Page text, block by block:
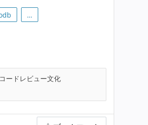
…
コードレビュー文化